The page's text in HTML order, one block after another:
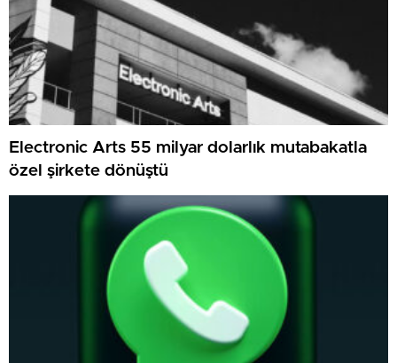
Electronic Arts 55 milyar dolarlık mutabakatla
özel şirkete dönüştü